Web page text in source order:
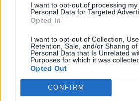
I want to opt-out of processing my
Personal Data for Targeted
Opted In
I want to opt-out of Collection, Use,
Retention, Sale, and/or Sharing of
Personal Data that Is Unrelated
Purposes for which it was
Opted Out
CONFIRM
Twitter la dirección del foro de
sola palabra: "Gamestonk!!".
El papel de los
Precisamente, esta situación
las reglas de los mercados y el